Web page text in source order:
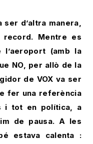
ser d’altra manera,
Mentre es
l’aeroport (amb la
NO, per allò de la
de VOX va ser
fer una referència
i tot en política, a
de pausa. A les
estava calenta :